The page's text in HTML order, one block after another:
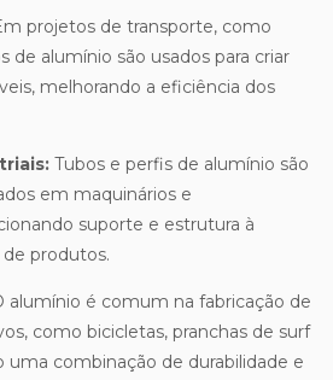
projetos de transporte, como
de alumínio são usados para criar
melhorando a eficiência dos
Tubos e perfis de alumínio são
em maquinários e
suporte e estrutura à
produtos.
alumínio é comum na fabricação de
como bicicletas, pranchas de surf
uma combinação de durabilidade e